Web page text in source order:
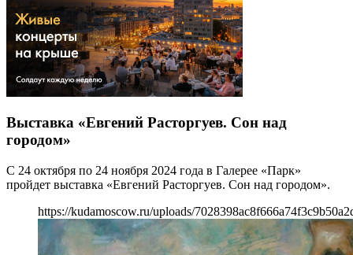
Выставка «Евгений Расторгуев. Сон над
городом»
С 24 октября по 24 ноября 2024 года в Галерее «Парк»
пройдет выставка «Евгений Расторгуев. Сон над городом».
https://kudamoscow.ru/uploads/